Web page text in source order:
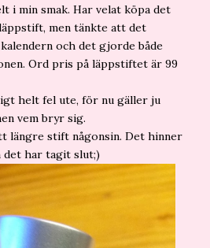
i min smak. Har velat köpa det
men tänkte att det
och det gjorde både
Ord pris på läppstiftet är 99
helt fel ute, för nu gäller ju
vem bryr sig.
längre stift någonsin. Det hinner
det har tagit slut;)